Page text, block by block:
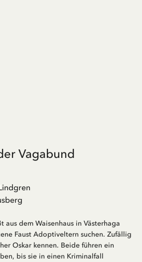
Vagabund
aus dem Waisenhaus in Västerhaga
Faust Adoptiveltern suchen. Zufällig
Oskar kennen. Beide führen ein
bis sie in einen Kriminalfall